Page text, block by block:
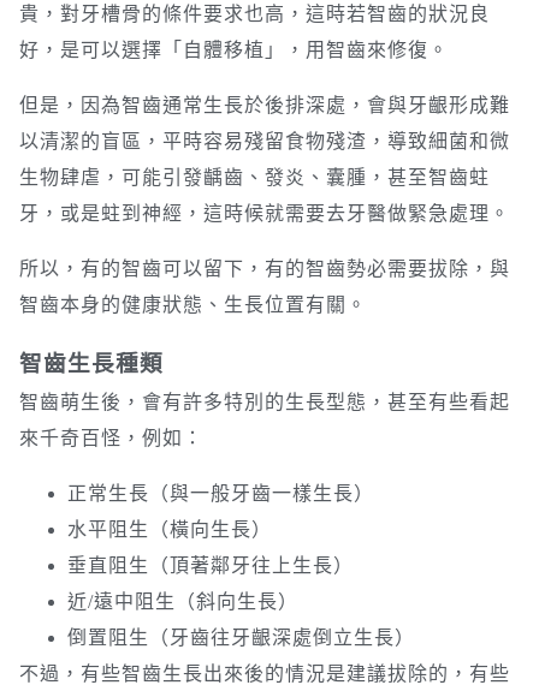
貴，對牙槽骨的條件要求也高，這時若智齒的狀況良
好，是可以選擇「自體移植」，用智齒來修復。
但是，因為智齒通常生長於後排深處，會與牙齦形成難
以清潔的盲區，平時容易殘留食物殘渣，導致細菌和微
生物肆虐，可能引發齲齒、發炎、囊腫，甚至智齒蛀
牙，或是蛀到神經，這時候就需要去牙醫做緊急處理。
所以，有的智齒可以留下，有的智齒勢必需要拔除，與
智齒本身的健康狀態、生長位置有關。
智齒生長種類
智齒萌生後，會有許多特別的生長型態，甚至有些看起
來千奇百怪，例如：
正常生長（與一般牙齒一樣生長）
水平阻生（橫向生長）
垂直阻生（頂著鄰牙往上生長）
近/遠中阻生（斜向生長）
倒置阻生（牙齒往牙齦深處倒立生長）
不過，有些智齒生長出來後的情況是建議拔除的，有些